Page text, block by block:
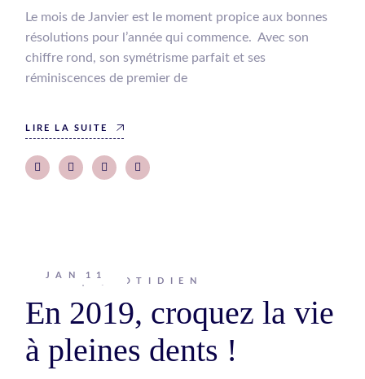
Le mois de Janvier est le moment propice aux bonnes
résolutions pour l’année qui commence. Avec son
chiffre rond, son symétrisme parfait et ses
réminiscences de premier de
LIRE LA SUITE
JAN 11
Johanna QUOTIDIEN
En 2019, croquez la vie
à pleines dents !